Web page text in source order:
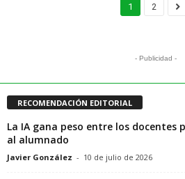
1 2
- Publicidad -
RECOMENDACIÓN EDITORIAL
La IA gana peso entre los docentes
al alumnado
Javier González - 10 de julio de 2026